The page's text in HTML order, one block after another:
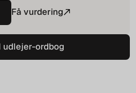
Få vurdering
udlejer-ordbog
udlejer-ordbog